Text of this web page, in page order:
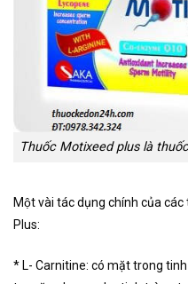
Thuốc Motixeed plus là
Một vài tác dụng chính của
Plus:
* L- Carnitine: có mặt trong